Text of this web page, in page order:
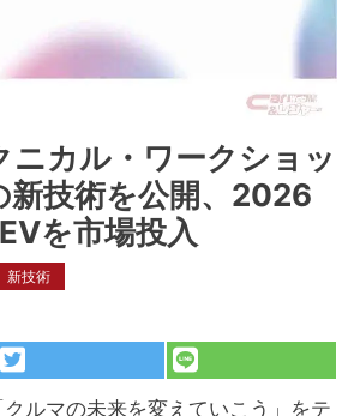
ニカル・ワークショッ
新技術を公開、2026
を市場投入
新技術
クルマの未来を変えていこう」をテ